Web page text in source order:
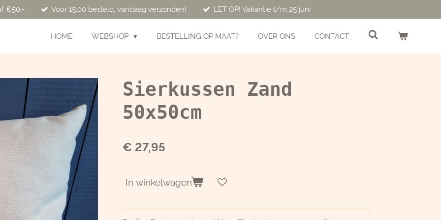
€50,- Voor 15:00 besteld, vandaag verzonden! LET OP! Vakantie t/m 25 juni
HOME WEBSHOP BESTELLING OP MAAT? OVER ONS CONTACT
Sierkussen Zand
50x50cm
€ 27,95
In winkelwagen